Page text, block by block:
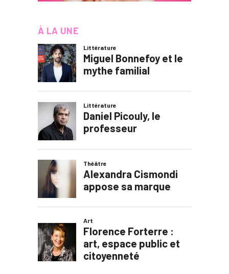
À LA UNE